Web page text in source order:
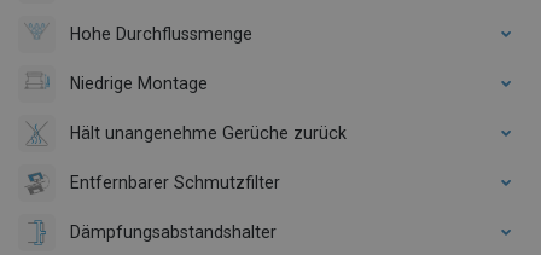
Hohe Durchflussmenge
Niedrige Montage
Hält unangenehme Gerüche zurück
Entfernbarer Schmutzfilter
Dämpfungsabstandshalter